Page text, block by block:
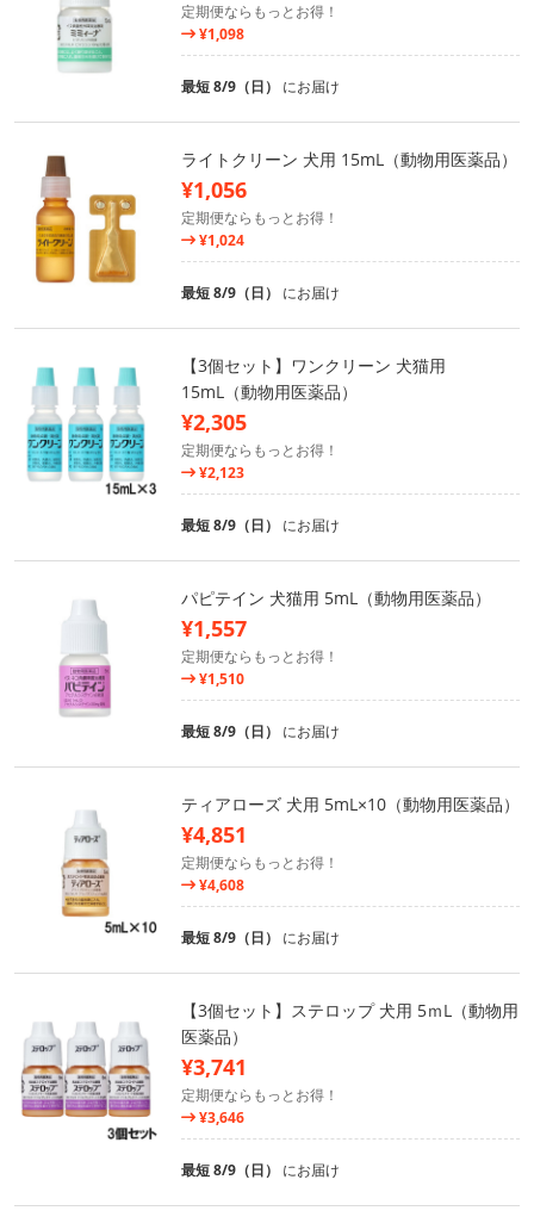
定期便ならもっとお得！
¥1,098
最短 8/9（日） にお届け
ライトクリーン 犬用 15mL（動物用医薬品）
¥1,056
定期便ならもっとお得！
¥1,024
最短 8/9（日） にお届け
【3個セット】ワンクリーン 犬猫用
15mL（動物用医薬品）
¥2,305
定期便ならもっとお得！
¥2,123
最短 8/9（日） にお届け
パピテイン 犬猫用 5mL（動物用医薬品）
¥1,557
定期便ならもっとお得！
¥1,510
最短 8/9（日） にお届け
ティアローズ 犬用 5mL×10（動物用医薬品）
¥4,851
定期便ならもっとお得！
¥4,608
最短 8/9（日） にお届け
【3個セット】ステロップ 犬用 5ｍL（動物用
医薬品）
¥3,741
定期便ならもっとお得！
¥3,646
最短 8/9（日） にお届け